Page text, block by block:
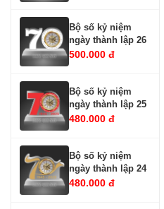
Bộ số kỷ niệm
ngày thành lập 26
500.000 đ
Bộ số kỷ niệm
ngày thành lập 25
480.000 đ
Bộ số kỷ niệm
ngày thành lập 24
480.000 đ